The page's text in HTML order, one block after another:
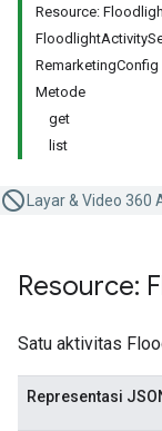
Resource:
RemarketingConfig
Metode
get
list
Layar & Video 360
Resource:
Satu aktivitas
Representasi